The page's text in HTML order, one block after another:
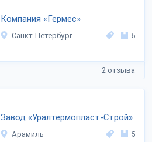
Компания «Гермес»
Санкт-Петербург 5
2 отзыва
Завод «Уралтермопласт-Строй»
Арамиль 5